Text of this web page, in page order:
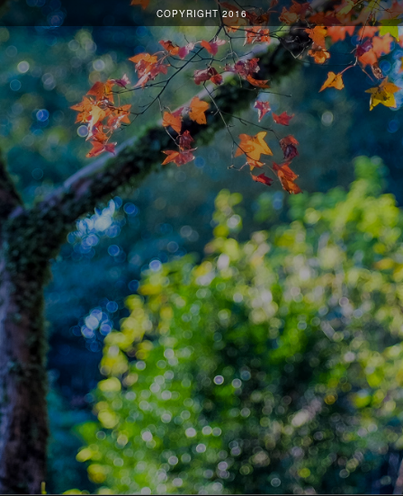
COPYRIGHT 2016